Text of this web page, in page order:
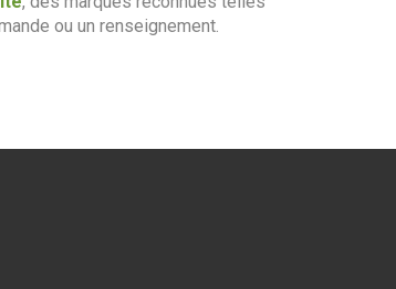
ou un renseignement.